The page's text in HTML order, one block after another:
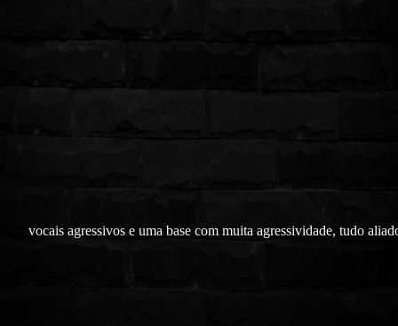
vocais agressivos e uma base com muita agressividade, tudo